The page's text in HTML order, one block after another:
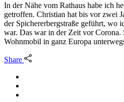
In der Nähe vom Rathaus habe ich
getroffen. Christian hat bis vor zwei
der Spichererbergstraße geführt, wo
war. Das war in der Zeit vor Corona.
Wohnmobil in ganz Europa
Share